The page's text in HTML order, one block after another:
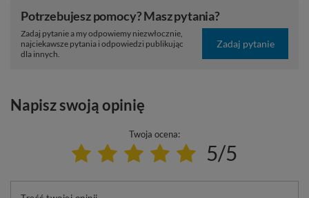
Potrzebujesz pomocy? Masz pytania?
Zadaj pytanie a my odpowiemy niezwłocznie,
najciekawsze pytania i odpowiedzi publikując
dla innych.
Zadaj pytanie
Napisz swoją opinię
Twoja ocena:
5/5